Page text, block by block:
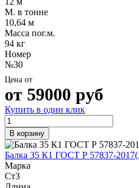
М. в тонне
10,64 м
Масса пог.м.
94 кг
Номер
№30
Цена от
от 59000 руб
Купить в один клик
В корзину
Балка 35 К1 ГОСТ Р 57837-
Марка
Ст3